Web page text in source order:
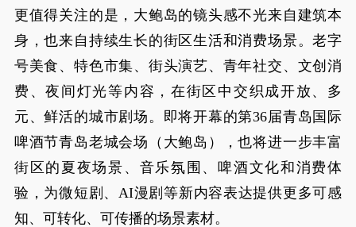
更值得关注的是，大鲍岛的镜头感不光来自建筑本
身，也来自持续生长的街区生活和消费场景。老字
号美食、特色市集、街头演艺、青年社交、文创消
费、夜间灯光等内容，在街区中交织成开放、多
元、鲜活的城市剧场。即将开幕的第36届青岛国际
啤酒节青岛老城会场（大鲍岛），也将进一步丰富
街区的夏夜场景、音乐氛围、啤酒文化和消费体
验，为微短剧、AI漫剧等新内容表达提供更多可感
知、可转化、可传播的场景素材。